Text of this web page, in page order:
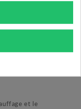
4" - 1/2"
et le